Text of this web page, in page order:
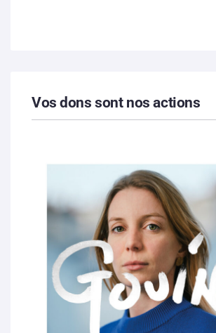
Vos dons sont nos actions